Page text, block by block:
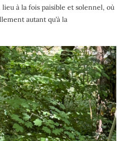
lieu à la fois paisible et solennel, où
autant qu’à la